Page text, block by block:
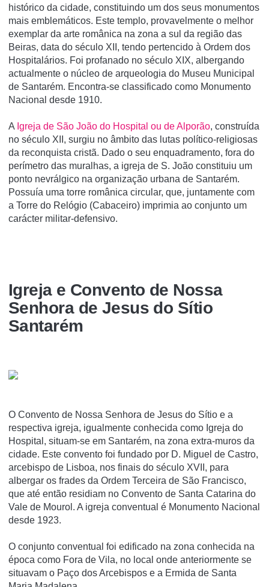
histórico da cidade, constituindo um dos seus monumentos
mais emblemáticos. Este templo, provavelmente o melhor
exemplar da arte românica na zona a sul da região das
Beiras, data do século XII, tendo pertencido à Ordem dos
Hospitalários. Foi profanado no século XIX, albergando
actualmente o núcleo de arqueologia do Museu Municipal
de Santarém. Encontra-se classificado como Monumento
Nacional desde 1910.
A Igreja de São João do Hospital ou de Alporão, construída
no século XII, surgiu no âmbito das lutas político-religiosas
da reconquista cristã. Dado o seu enquadramento, fora do
perímetro das muralhas, a igreja de S. João constituiu um
ponto nevrálgico na organização urbana de Santarém.
Possuía uma torre românica circular, que, juntamente com
a Torre do Relógio (Cabaceiro) imprimia ao conjunto um
carácter militar-defensivo.
Igreja e Convento de Nossa
Senhora de Jesus do Sí­tio
Santarém
O Convento de Nossa Senhora de Jesus do Sí­tio e a
respectiva igreja, igualmente conhecida como Igreja do
Hospital, situam-se em Santarém, na zona extra-muros da
cidade. Este convento foi fundado por D. Miguel de Castro,
arcebispo de Lisboa, nos finais do século XVII, para
albergar os frades da Ordem Terceira de São Francisco,
que até então residiam no Convento de Santa Catarina do
Vale de Mourol. A igreja conventual é Monumento Nacional
desde 1923.
O conjunto conventual foi edificado na zona conhecida na
época como Fora de Vila, no local onde anteriormente se
situavam o Paço dos Arcebispos e a Ermida de Santa